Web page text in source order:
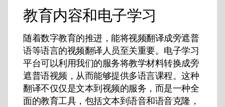
教育内容和电子学习
随着数字教育的推进，能将视频翻译成旁遮普
语等语言的视频翻译人员至关重要。电子学习
平台可以利用我们的服务将教学材料转换成旁
遮普语视频，从而能够提供多语言课程。这种
翻译不仅仅是文本到视频的服务，而是一种全
面的教育工具，包括文本到语音和语音克隆，